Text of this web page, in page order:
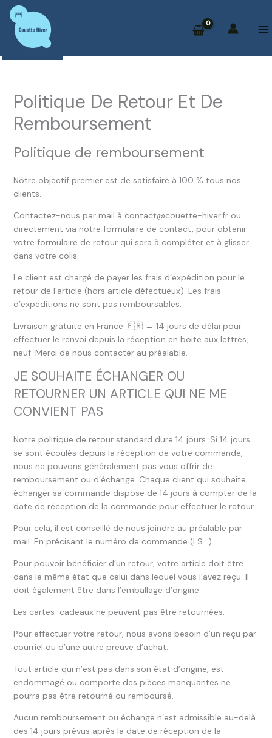
contenu
Politique De Retour Et De
Remboursement
Politique de remboursement
Notre objectif premier est de satisfaire à 100 % tous nos
clients.
Contactez-nous par mail à contact@couette-hiver.fr ou
directement via notre formulaire de contact, pour obtenir
votre formulaire de retour qui sera à compléter et à glisser
dans votre colis.
Le client est chargé de payer les frais d’expédition pour le
retour de l’article (hors article défectueux). Les frais
d’expéditions ne sont pas remboursables.
Livraison gratuite en France 🇫🇷 → 14 jours de délai pour
effectuer le renvoi depuis la réception en boite aux lettres,
neuf. Merci de nous contacter au préalable.
JE SOUHAITE ÉCHANGER OU
RETOURNER UN ARTICLE QUI NE ME
CONVIENT PAS
Notre politique de retour standard dure 14 jours. Si 14 jours
se sont écoulés depuis la réception de votre commande,
nous ne pouvons généralement pas vous offrir de
remboursement ou d’échange. Chaque client qui souhaite
échanger sa commande dispose de 14 jours à compter de la
date de réception de la commande pour effectuer le retour.
Pour cela, il est conseillé de nous joindre au préalable par
mail. En précisant le numéro de commande (LS…)
Pour pouvoir bénéficier d’un retour, votre article doit être
dans le même état que celui dans lequel vous l’avez reçu. Il
doit également être dans l’emballage d’origine.
Les cartes-cadeaux ne peuvent pas être retournées.
Pour effectuer votre retour, nous avons besoin d’un reçu par
courriel ou d’une autre preuve d’achat.
Tout article qui n’est pas dans son état d’origine, est
endommagé ou comporte des pièces manquantes ne
pourra pas être retourné ou remboursé.
Aucun remboursement ou échange n’est admissible au-delà
des 14 jours prévus après la date de réception de la